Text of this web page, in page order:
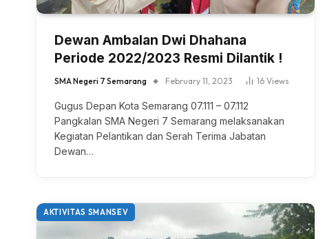
Dewan Ambalan Dwi Dhahana
Periode 2022/2023 Resmi Dilantik !
SMA Negeri 7 Semarang February 11, 2023 16 Views
Gugus Depan Kota Semarang 07.111 – 07.112
Pangkalan SMA Negeri 7 Semarang melaksanakan
Kegiatan Pelantikan dan Serah Terima Jabatan
Dewan…
AKTIVITAS SMANSEV